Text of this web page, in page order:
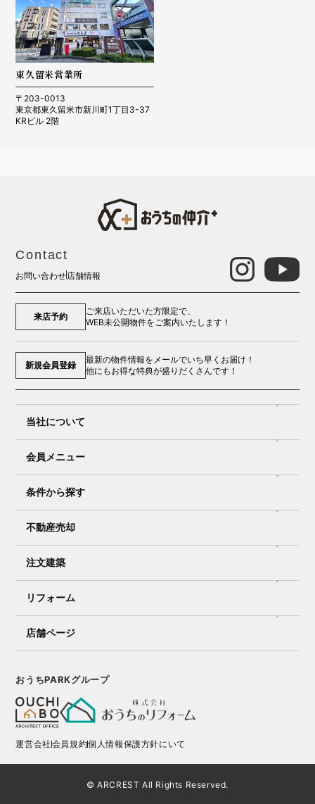
東久留米営業所
〒203-0013
東京都東久留米市新川町1丁目3-37
KRビル 2階
Contact
お問い合わせ 店舗情報
来店予約
ご来店いただいた方限定で、
WEB未公開物件をご案内いたします！
新規会員登録
最新の物件情報をメールでいち早くお届け！
他にもお得な特典が盛りだくさんです！
当社について
会員メニュー
条件から探す
不動産売却
注文建築
リフォーム
店舗ページ
おうちPARKグループ
運営会社会員規約個人情報保護方針にいて
© ARCREST All Rights Reserved.